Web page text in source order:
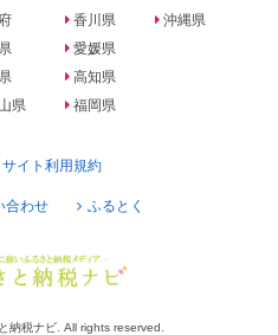
県
香川県
愛媛県
高知県
福岡県
沖縄県
サイト利用規約
合わせ ふるとく
納税ナビ. All rights reserved.